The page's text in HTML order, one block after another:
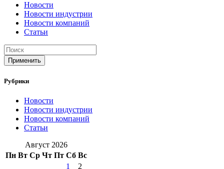
Новости
Новости индустрии
Новости компаний
Статьи
Применить
Рубрики
Новости
Новости индустрии
Новости компаний
Статьи
Август 2026
Пн Вт Ср Чт Пт Сб Вс
1
2